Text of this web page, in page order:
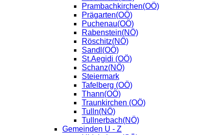
Prambachkirchen(OÖ)
Prägarten(OÖ)
Puchenau(OÖ)
Rabenstein(NÖ)
Röschitz(NÖ)
Sandl(OÖ)
St.Aegidi (OÖ)
Schanz(NÖ)
Steiermark
Tafelberg (OÖ)
Thann(OÖ)
Traunkirchen (OÖ)
Tulln(NÖ)
Tullnerbach(NÖ)
Gemeinden U - Z